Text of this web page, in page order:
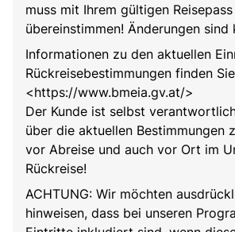
muss mit Ihrem gültigen Reisepass
übereinstimmen! Änderungen
Informationen zu den aktuellen
Rückreisebestimmungen finden
<https://www.bmeia.gv.at/>
Der Kunde ist selbst
über die aktuellen Bestimmungen
vor Abreise und auch vor Ort im
Rückreise!
ACHTUNG: Wir möchten
hinweisen, dass bei unseren